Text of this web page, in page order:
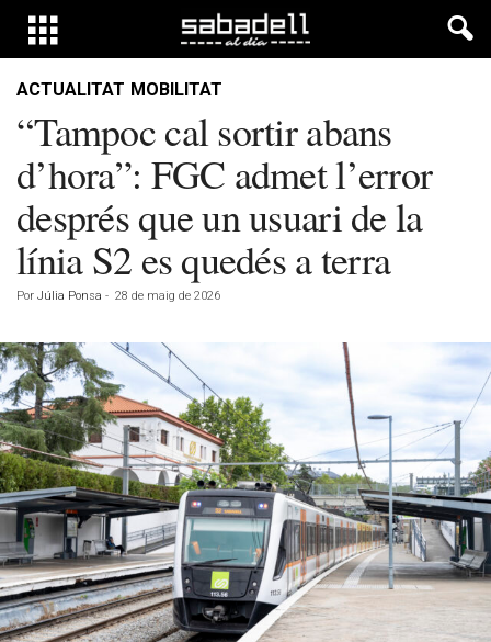
ACTUALITAT MOBILITAT
“Tampoc cal sortir abans
d’hora”: FGC admet l’error
després que un usuari de la
línia S2 es quedés a terra
Por Júlia Ponsa - 28 de maig de 2026